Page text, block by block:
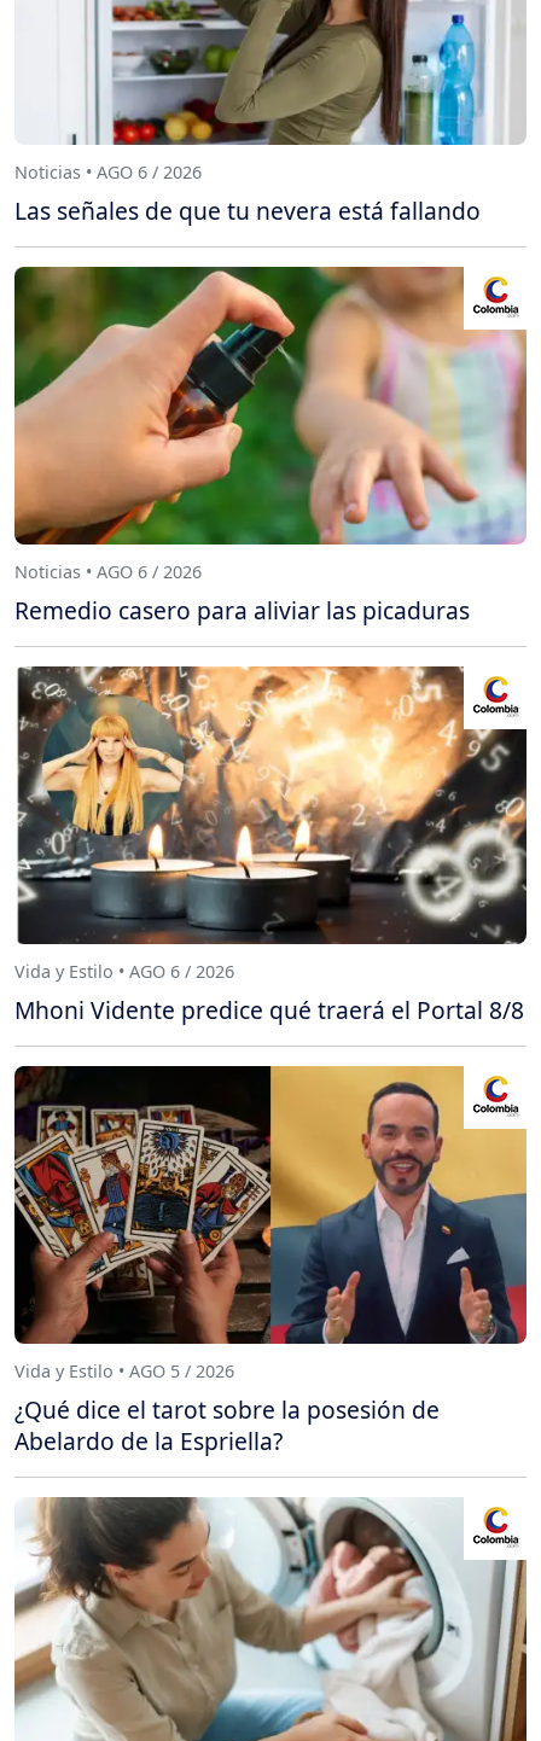
Noticias • AGO 6 / 2026
Las señales de que tu nevera está fallando
Noticias • AGO 6 / 2026
Remedio casero para aliviar las picaduras
Vida y Estilo • AGO 6 / 2026
Mhoni Vidente predice qué traerá el Portal 8/8
Vida y Estilo • AGO 5 / 2026
¿Qué dice el tarot sobre la posesión de
Abelardo de la Espriella?